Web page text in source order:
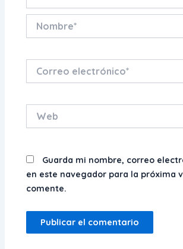
electrónico*
Guarda mi nombre, correo
en este navegador para la próxima
comente.